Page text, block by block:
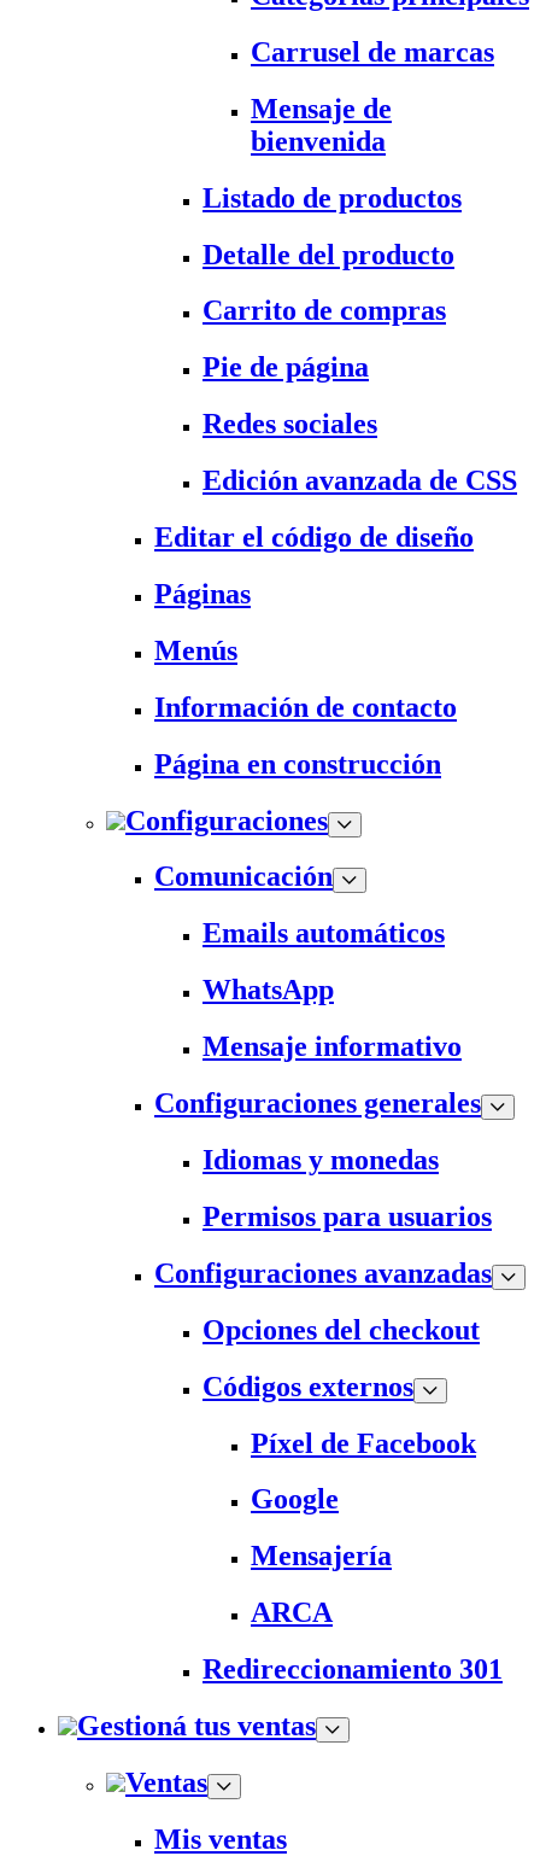
Carrusel de marcas
Mensaje de
bienvenida
Listado de productos
Detalle del producto
Carrito de compras
Pie de página
Redes sociales
Edición avanzada de CSS
Editar el código de diseño
Páginas
Menús
Información de contacto
Página en construcción
Configuraciones
Comunicación
Emails automáticos
WhatsApp
Mensaje informativo
Configuraciones generales
Idiomas y monedas
Permisos para usuarios
Configuraciones avanzadas
Opciones del checkout
Códigos externos
Píxel de Facebook
Google
Mensajería
ARCA
Redireccionamiento 301
Gestioná tus ventas
Ventas
Mis ventas